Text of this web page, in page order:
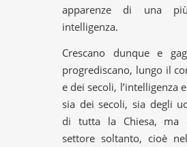
apparenze di una
intelligenza.
Crescano dunque e
progrediscano, lungo il
e dei secoli, l’intelligenza
sia dei secoli, sia degli
di tutta la Chiesa, ma
settore soltanto, cioè